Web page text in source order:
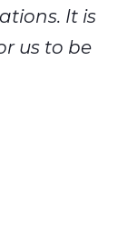
It is
us to be